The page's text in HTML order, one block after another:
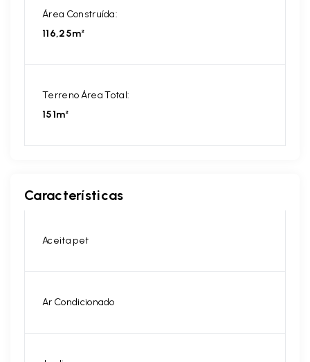
Área Construída:
116,25m²
Terreno Área Total:
151m²
Características
Aceita pet
Ar Condicionado